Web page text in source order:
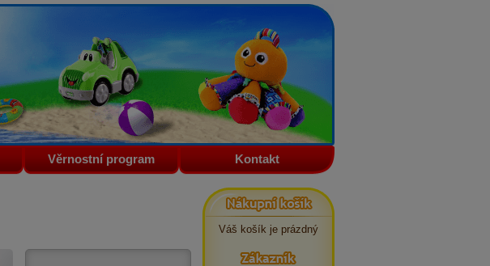
Věrnostní program Kontakt
Nákupní košík
Váš košík je prázdný
Zákazník